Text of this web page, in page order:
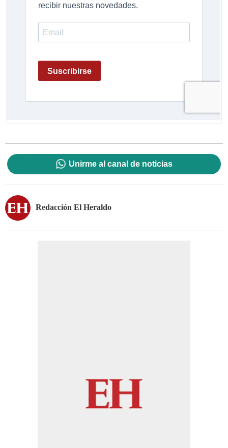
Unirme al canal de noticias
Redacción El Heraldo